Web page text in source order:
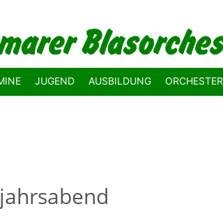
JUGEND AUSBILDUNG ORCHESTER